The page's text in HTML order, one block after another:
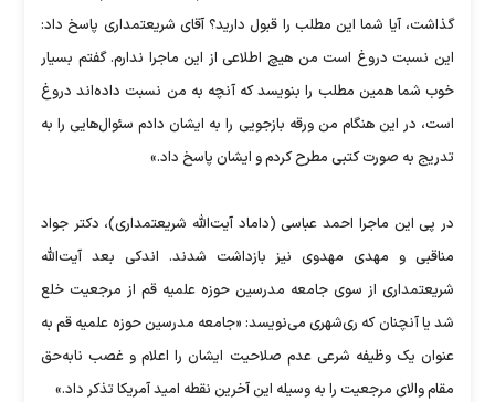
گذاشت، آیا شما این مطلب را قبول دارید؟ آقای شریعتمداری پاسخ داد:
این نسبت دروغ است من هیچ اطلاعی از این ماجرا ندارم. گفتم بسیار
خوب شما همین مطلب را بنویسد که آنچه به من نسبت داده‌اند دروغ
است، در این هنگام من ورقه بازجویی را به ایشان دادم سئوال‌هایی را به
تدریج به صورت کتبی مطرح کردم و ایشان پاسخ داد.»
در پی این ماجرا احمد عباسی (داماد آیت‌الله شریعتمداری)، دکتر جواد
مناقبی و مهدی مهدوی نیز بازداشت شدند. اندکی بعد آیت‌الله
شریعتمداری از سوی جامعه مدرسین حوزه علمیه قم از مرجعیت خلع
شد یا آنچنان که ری‌شهری می‌نویسد: «جامعه مدرسین حوزه علمیه قم به
عنوان یک وظیفه شرعی عدم صلاحیت ایشان را اعلام و غصب نابه‌حق
مقام والای مرجعیت را به وسیله این آخرین نقطه امید آمریکا تذکر داد.»